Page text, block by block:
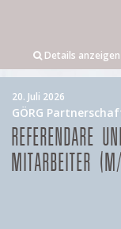
Details anzeigen
20. Juli 2026
GÖRG
REFERENDARE
MITARBEITER